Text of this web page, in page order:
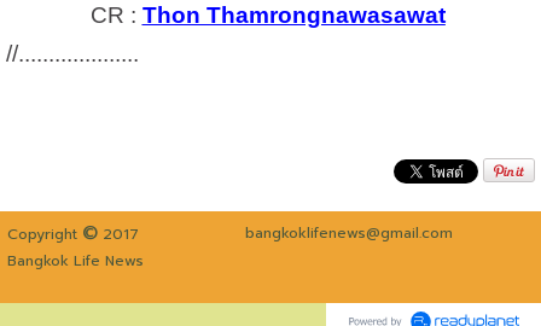
CR : Thon Thamrongnawasawat
//....................
Copyright © 2017
bangkoklifenews@gmail.com
Bangkok Life News